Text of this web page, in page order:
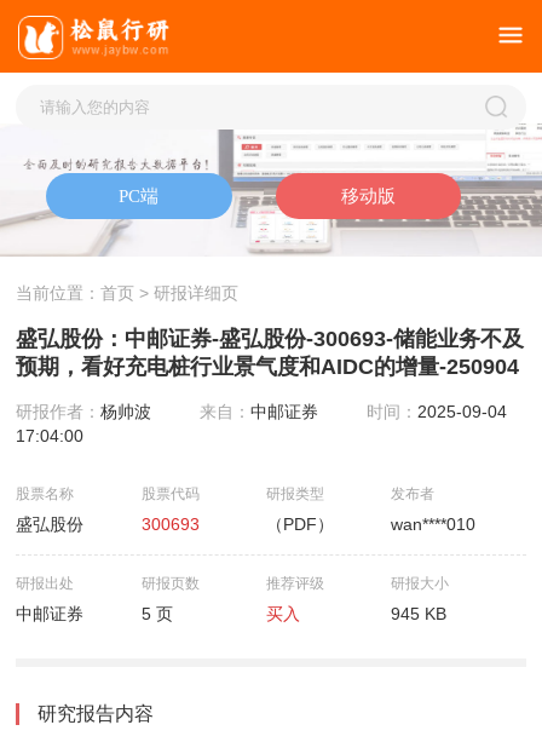
当前位置：首页 > 研报详细页
盛弘股份：中邮证券-盛弘股份-300693-储能业务不及
预期，看好充电桩行业景气度和AIDC的增量-250904
研报作者：杨帅波 来自：中邮证券 时间： 2025-09-04
17:04:00
股票名称
盛弘股份
股票代码
300693
研报类型
（PDF）
发布者
wan****010
研报出处
中邮证券
研报页数
5 页
推荐评级
买入
研报大小
945 KB
研究报告内容